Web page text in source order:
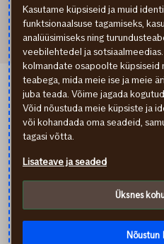
Teata kahjust
If
If
По-
Külastate finantsteenust
Soovitame enne lepingu
Kasutame küpsiseid ja muid
funktsionaalsuse tagamiseks,
analüüsimiseks ning
veebilehtedel ja
kolmandate osapoolte küpsiseid
teabega, mida meie ise ja meie
juba teada. Võime jagada
Võid nõustuda meie küpsiste ja
või kohandada oma seadeid,
tagasi võtta.
Lisateave ja seaded
Üksnes
Nõustun